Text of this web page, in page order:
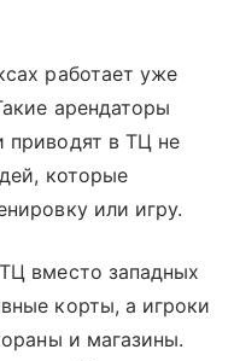
работает уже
арендаторы
приводят в ТЦ не
которые
или игру.
вместо западных
корты, а игроки
и магазины.